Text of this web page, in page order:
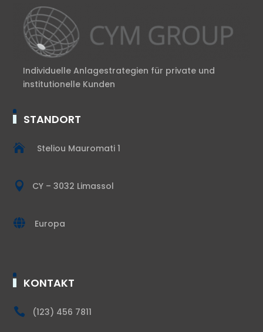
Individuelle Anlagestrategien für private und
institutionelle Kunden
STANDORT
 Steliou Mauromati 1
 CY – 3032 Limassol
 Europa
KONTAKT
 (123) 456 7811